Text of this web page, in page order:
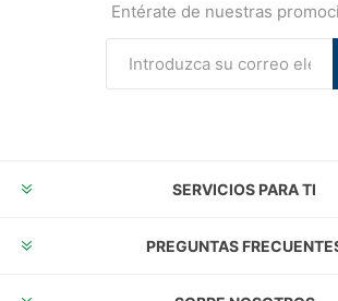
Entérate de nuestras
SERVICIOS PARA TI
PREGUNTAS